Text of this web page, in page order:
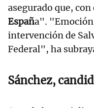
asegurado que, con
España". "Emoción
intervención de
Federal", ha
Sánchez,